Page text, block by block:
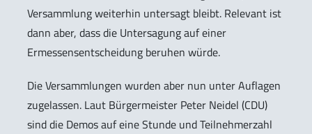
Versammlung weiterhin untersagt bleibt. Relevant ist
dann aber, dass die Untersagung auf einer
Ermessensentscheidung beruhen würde.
Die Versammlungen wurden aber nun unter Auflagen
zugelassen. Laut Bürgermeister Peter Neidel (CDU)
sind die Demos auf eine Stunde und Teilnehmerzahl